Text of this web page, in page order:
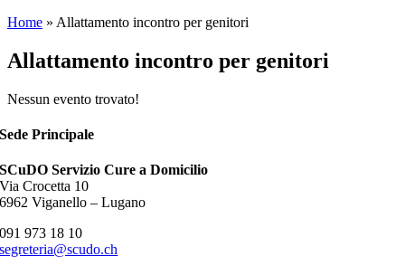
Home » Allattamento incontro per genitori
Allattamento incontro per genitori
Nessun evento trovato!
Sede Principale
SCuDO Servizio Cure a Domicilio
Via Crocetta 10
6962 Viganello – Lugano
091 973 18 10
segreteria@scudo.ch